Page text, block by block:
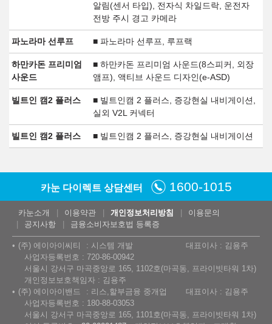
알림(센서 타입), 전자식 차일드락, 운전자
전방 주시 경고 카메라
파노라마 선루프 ■ 파노라마 선루프, 루프랙
하만카돈 프리미엄
사운드
■ 하만카돈 프리미엄 사운드(8스피커, 외장
앰프), 액티브 사운드 디자인(e-ASD)
빌트인 캠2 플러스
■ 빌트인캠 2 플러스, 증강현실 내비게이션,
실외 V2L 커넥터
빌트인 캠2 플러스 ■ 빌트인캠 2 플러스, 증강현실 내비게이션
카눈 다이렉트 상담센터 1600-1015
카눈소개 이용약관 개인정보처리방침
이용문의
공지사항
금융소비자보호법 등록증
(주) 에이아이씨티 시스템 개발
대표이사 : 김용주
사업자등록번호 : 720-86-00942
서울시 강서구 마곡중앙로 165, 1102호(마곡동, 프라이빗타워 1차)
개인정보보호책임자 : 김용주
(주) 에이아이밴드
리스,할부금융 중개업
대표이사 : 김용주
사업자등록번호 : 180-88-03053
서울시 강서구 마곡중앙로 165, 1101호(마곡동, 프라이빗타워 1차)